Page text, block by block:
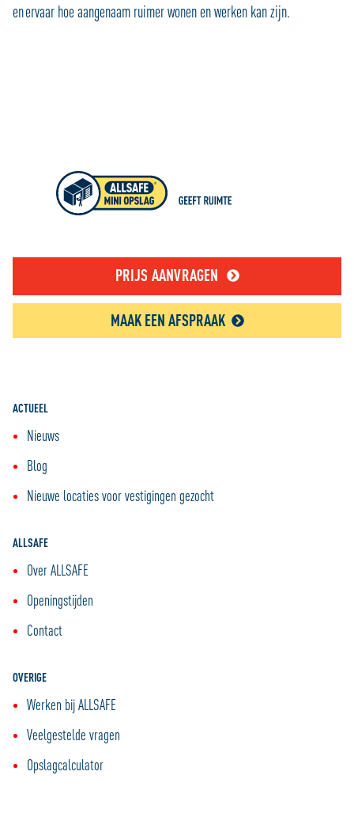
enervaar hoe aangenaam ruimer wonen en werken kan zijn.
PRIJS AANVRAGEN
MAAK EEN AFSPRAAK
ACTUEEL
Nieuws
Blog
Nieuwe locaties voor vestigingen gezocht
ALLSAFE
Over ALLSAFE
Openingstijden
Contact
OVERIGE
Werken bij ALLSAFE
Veelgestelde vragen
Opslagcalculator